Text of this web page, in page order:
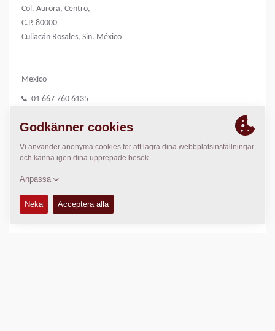
Col. Aurora, Centro,
C.P. 80000
Culiacán Rosales, Sin. México
Mexico
01 667 760 6135
PLATS
>Directions